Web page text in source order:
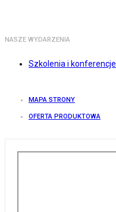
NASZE WYDARZENIA
Szkolenia i konferencje
MAPA STRONY
OFERTA PRODUKTOWA